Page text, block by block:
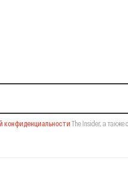
конфиденциальности The Insider, а также